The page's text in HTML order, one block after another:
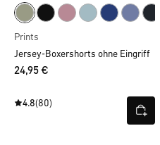
Prints
Jersey-Boxershorts ohne Eingriff
24,95 €
4.8(80)